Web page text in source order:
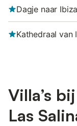
Dagje naar
Kathedraal van
Villa’s
Las